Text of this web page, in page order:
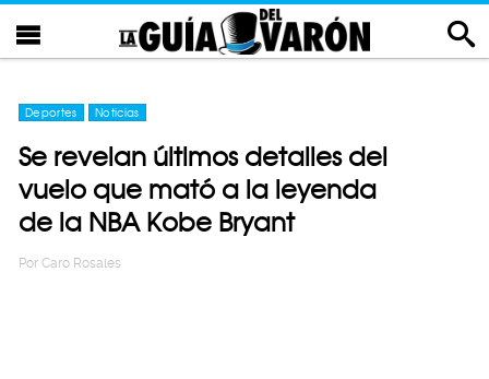
Deportes Noticias
Se revelan últimos detalles del
vuelo que mató a la leyenda
de la NBA Kobe Bryant
Por Caro Rosales